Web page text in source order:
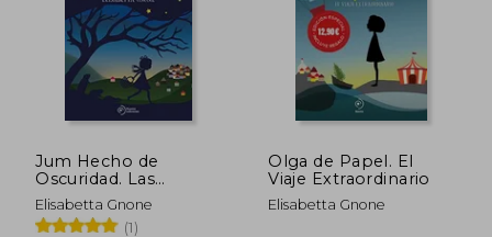
Jum Hecho de
Oscuridad. Las
Historias de Olga de
Papel
Elisabetta Gnone
(1)
Olga de Papel. El
Viaje Extraordinario
Elisabetta Gnone